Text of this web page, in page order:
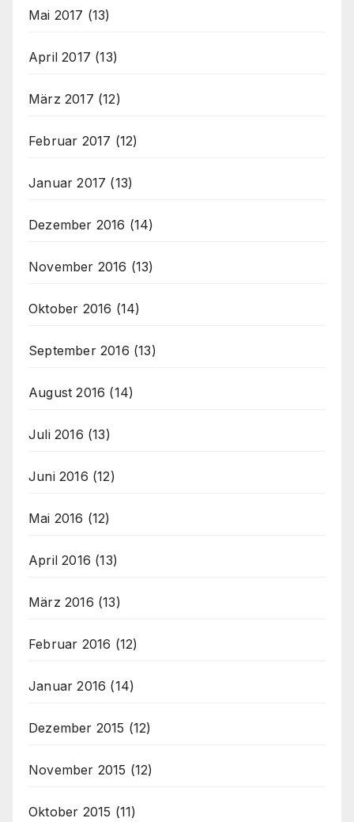
Mai 2017 (13)
April 2017 (13)
März 2017 (12)
Februar 2017 (12)
Januar 2017 (13)
Dezember 2016 (14)
November 2016 (13)
Oktober 2016 (14)
September 2016 (13)
August 2016 (14)
Juli 2016 (13)
Juni 2016 (12)
Mai 2016 (12)
April 2016 (13)
März 2016 (13)
Februar 2016 (12)
Januar 2016 (14)
Dezember 2015 (12)
November 2015 (12)
Oktober 2015 (11)